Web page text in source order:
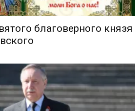
благоверного князя